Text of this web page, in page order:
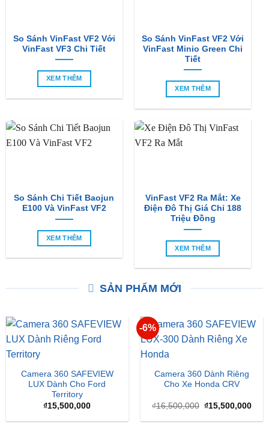
So Sánh VinFast VF2 Với
VinFast VF3 Chi Tiết
XEM THÊM
So Sánh VinFast VF2 Với
VinFast Minio Green Chi
Tiết
XEM THÊM
So Sánh Chi Tiết Baojun
E100 Và VinFast VF2
XEM THÊM
VinFast VF2 Ra Mắt: Xe
Điện Đô Thị Giá Chỉ 188
Triệu Đồng
XEM THÊM
SẢN PHẨM MỚI
Camera 360 SAFEVIEW
LUX Dành Cho Ford
Territory
₫15,500,000
-6%
Camera 360 Dành Riêng
Cho Xe Honda CRV
₫16,500,000 Giá
là:
₫15,500,000Giá
tại